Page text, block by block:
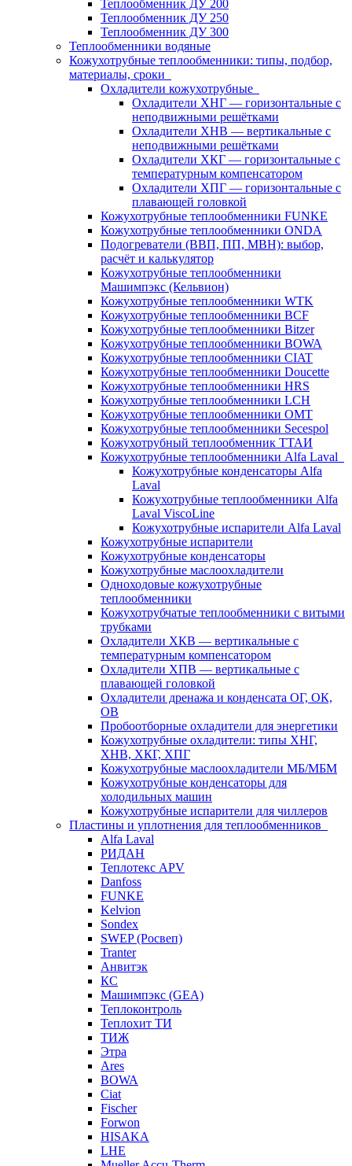
Теплообменник ДУ 200
Теплообменник ДУ 250
Теплообменник ДУ 300
Теплообменники водяные
Кожухотрубные теплообменники: типы, подбор,
материалы, сроки
Охладители кожухотрубные
Охладители ХНГ — горизонтальные с
неподвижными решётками
Охладители ХНВ — вертикальные с
неподвижными решётками
Охладители ХКГ — горизонтальные с
температурным компенсатором
Охладители ХПГ — горизонтальные с
плавающей головкой
Кожухотрубные теплообменники FUNKE
Кожухотрубные теплообменники ONDA
Подогреватели (ВВП, ПП, МВН): выбор,
расчёт и калькулятор
Кожухотрубные теплообменники
Машимпэкс (Кельвион)
Кожухотрубные теплообменники WTK
Кожухотрубные теплообменники BCF
Кожухотрубные теплообменники Bitzer
Кожухотрубные теплообменники BOWA
Кожухотрубные теплообменники CIAT
Кожухотрубные теплообменники Doucette
Кожухотрубные теплообменники HRS
Кожухотрубные теплообменники LCH
Кожухотрубные теплообменники OMT
Кожухотрубные теплообменники Secespol
Кожухотрубный теплообменник ТТАИ
Кожухотрубные теплообменники Alfa Laval
Кожухотрубные конденсаторы Alfa
Laval
Кожухотрубные теплообменники Alfa
Laval ViscoLine
Кожухотрубные испарители Alfa Laval
Кожухотрубные испарители
Кожухотрубные конденсаторы
Кожухотрубные маслоохладители
Одноходовые кожухотрубные
теплообменники
Кожухотрубчатые теплообменники с витыми
трубками
Охладители ХКВ — вертикальные с
температурным компенсатором
Охладители ХПВ — вертикальные с
плавающей головкой
Охладители дренажа и конденсата ОГ, ОК,
ОВ
Пробоотборные охладители для энергетики
Кожухотрубные охладители: типы ХНГ,
ХНВ, ХКГ, ХПГ
Кожухотрубные маслоохладители МБ/МБМ
Кожухотрубные конденсаторы для
холодильных машин
Кожухотрубные испарители для чиллеров
Пластины и уплотнения для теплообменников
Alfa Laval
РИДАН
Теплотекс APV
Danfoss
FUNKE
Kelvion
Sondex
SWEP (Росвеп)
Tranter
Анвитэк
КС
Машимпэкс (GEA)
Теплоконтроль
Теплохит ТИ
ТИЖ
Этра
Ares
BOWA
Ciat
Fischer
Forwon
HISAKA
LHE